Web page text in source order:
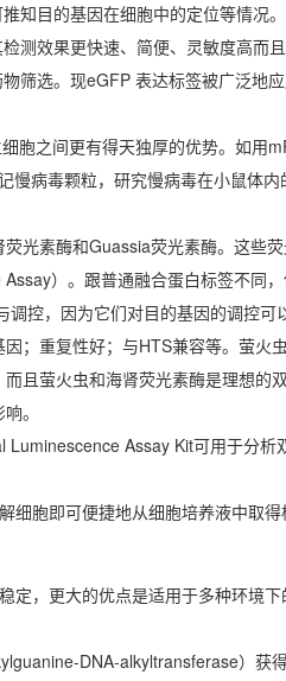
知目的基因在细胞中的定位等情况。
测效果更快速、简便、灵敏度高而且
筛选。现eGFP 表达标签被广泛地应
胞之间更有得天独厚的优势。如用
病毒颗粒，研究慢病毒在小鼠体内
光素酶和Guassia荧光素酶。这些
）。跟普通融合蛋白标签不同
控，因为它们对目的基因的调控可
；重复性好；与HTS兼容等。萤火
且萤火虫和海肾荧光素酶是理想的
。
Assay Kit可用于分
胞即可便捷地从细胞培养液中取
定，更大的优点是适用于多种环境
DNA-alkyltransferase）获